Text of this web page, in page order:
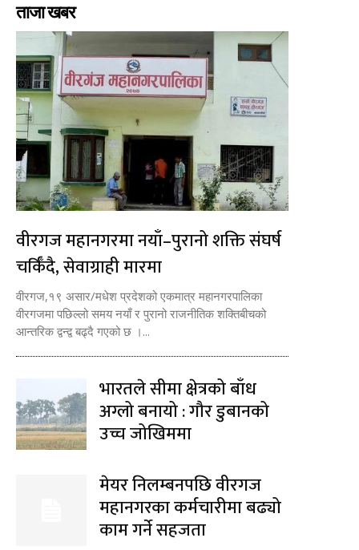
ताजा खबर
वीरगज महानगरमा नयाँ–पुरानो शक्ति संघर्ष
चर्किँदै, सेवाग्राही मारमा
वीरगज,१९ असार/मधेश प्रदेशको एकमात्र महानगरपालिका
वीरगजमा पछिल्लो समय नयाँ र पुरानो राजनीतिक शक्तिबीचको
आन्तरिक द्वन्द्व बढ्दै गएको छ ।...
भारतले सीमा क्षेत्रको बाँध
अग्लो बनायो : गौर डुबानको
उच्च जोखिममा
मेयर निलम्बनपछि वीरगज
महानगरका कर्मचारीमा बढ्यो
काम गर्ने सहजता